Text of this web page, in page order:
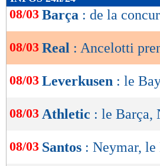
de
OK
08/03 Barça : de la
08/03 Real : Ancelotti
08/03 Leverkusen : le
08/03 Athletic : le Barça,
08/03 Santos : Neymar,